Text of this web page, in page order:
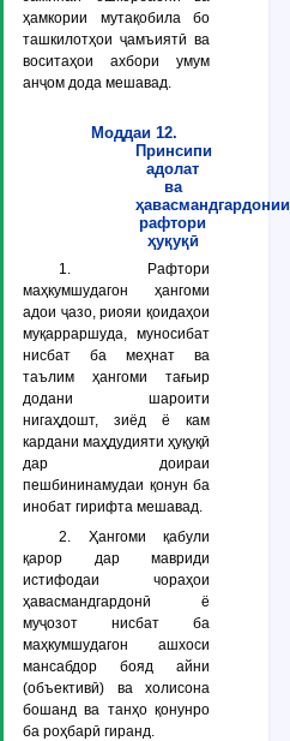
ҳамкории мутақобила бо
ташкилотҳои ҷамъиятӣ ва
воситаҳои ахбори умум
анҷом дода мешавад.
Моддаи 12.
Принсипи
адолат
ва
ҳавасмандгардонии
рафтори
ҳуқуқӣ
1. Рафтори
маҳкумшудагон ҳангоми
адои ҷазо, риояи қоидаҳои
муқарраршуда, муносибат
нисбат ба меҳнат ва
таълим ҳангоми тағьир
додани шароити
нигаҳдошт, зиёд ё кам
кардани маҳдудияти ҳуқуқӣ
дар доираи
пешбининамудаи қонун ба
инобат гирифта мешавад.
2. Ҳангоми қабули
қарор дар мавриди
истифодаи чораҳои
ҳавасмандгардонӣ ё
муҷозот нисбат ба
маҳкумшудагон ашхоси
мансабдор бояд айни
(объективӣ) ва холисона
бошанд ва танҳо қонунро
ба роҳбарӣ гиранд.